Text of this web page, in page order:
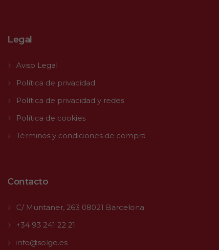
Legal
Aviso Legal
Política de privacidad
Política de privacidad y redes
Política de cookies
Términos y condiciones de compra
Contacto
C/ Muntaner, 263 08021 Barcelona
+34 93 241 22 21
info@solge.es